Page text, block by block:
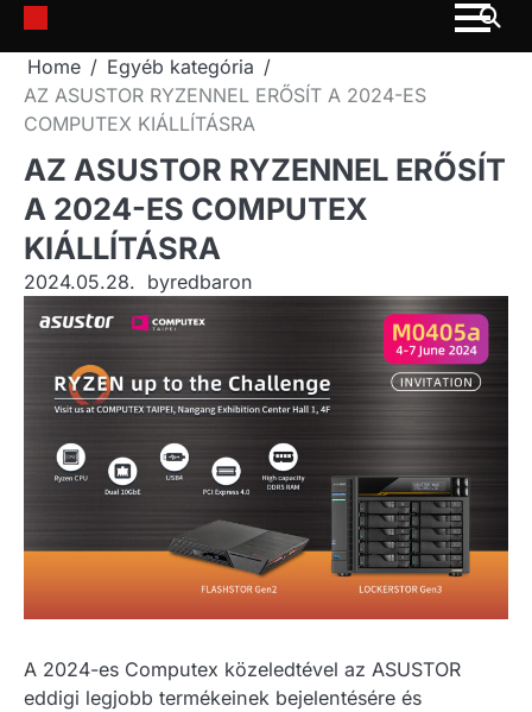
Skip
content
Home
Egyéb kategória
AZ ASUSTOR RYZENNEL ERŐSÍT A 2024-ES
COMPUTEX KIÁLLÍTÁSRA
AZ ASUSTOR RYZENNEL ERŐSÍT
A 2024-ES COMPUTEX
KIÁLLÍTÁSRA
2024.05.28. byredbaron
A 2024-es Computex közeledtével az ASUSTOR
eddigi legjobb termékeinek bejelentésére és